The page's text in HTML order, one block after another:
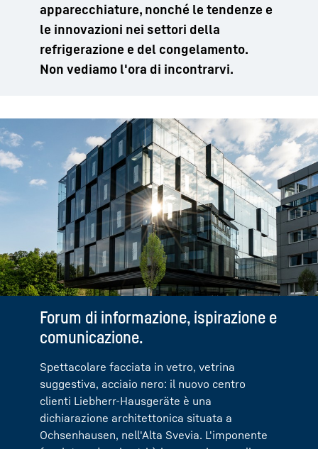
apparecchiature, nonché le tendenze e
le innovazioni nei settori della
refrigerazione e del congelamento.
Non vediamo l'ora di incontrarvi.
Forum di informazione, ispirazione e
comunicazione.
Spettacolare facciata in vetro, vetrina
suggestiva, acciaio nero: il nuovo centro
clienti Liebherr-Hausgeräte è una
dichiarazione architettonica situata a
Ochsenhausen, nell'Alta Svevia. L'imponente